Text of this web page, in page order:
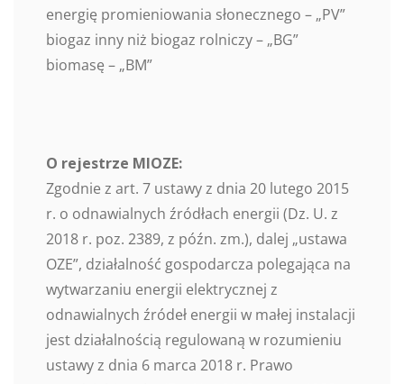
energię promieniowania słonecznego – „PV”
biogaz inny niż biogaz rolniczy – „BG”
biomasę – „BM”
O rejestrze MIOZE:
Zgodnie z art. 7 ustawy z dnia 20 lutego 2015
r. o odnawialnych źródłach energii (Dz. U. z
2018 r. poz. 2389, z późn. zm.), dalej „ustawa
OZE”, działalność gospodarcza polegająca na
wytwarzaniu energii elektrycznej z
odnawialnych źródeł energii w małej instalacji
jest działalnością regulowaną w rozumieniu
ustawy z dnia 6 marca 2018 r. Prawo